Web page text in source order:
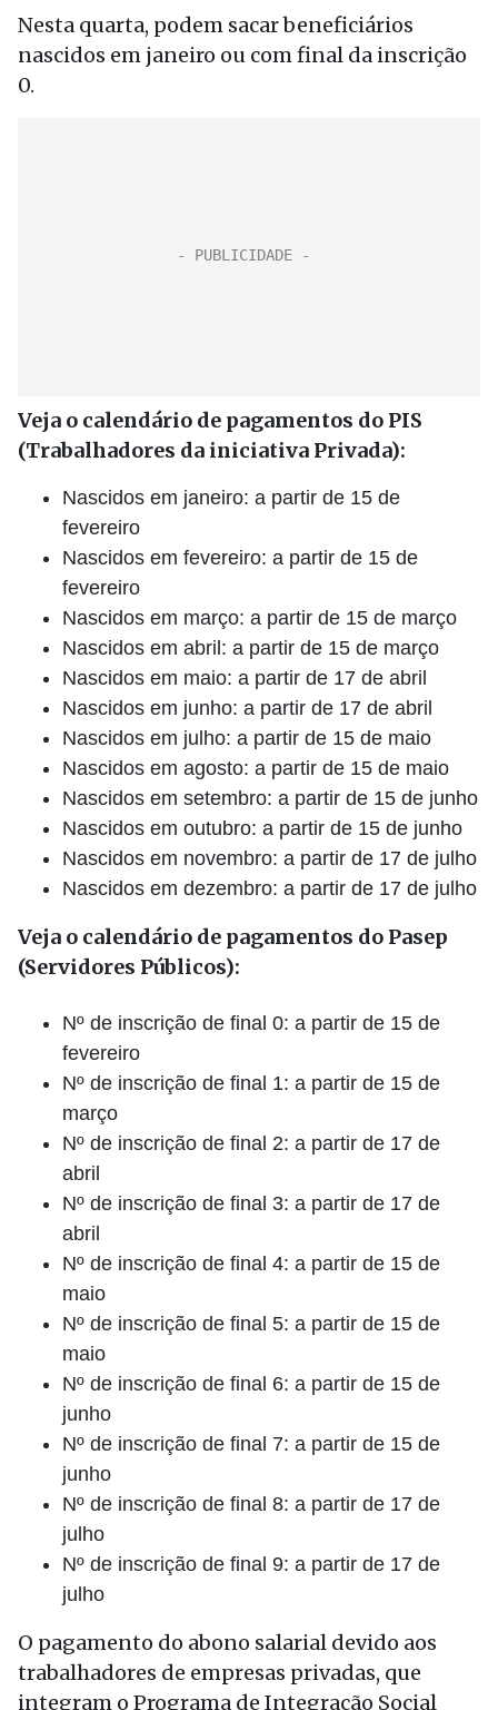
Nesta quarta, podem sacar beneficiários
nascidos em janeiro ou com final da inscrição
0.
Veja o calendário de pagamentos do PIS
(Trabalhadores da iniciativa Privada):
Nascidos em janeiro: a partir de 15 de
fevereiro
Nascidos em fevereiro: a partir de 15 de
fevereiro
Nascidos em março: a partir de 15 de março
Nascidos em abril: a partir de 15 de março
Nascidos em maio: a partir de 17 de abril
Nascidos em junho: a partir de 17 de abril
Nascidos em julho: a partir de 15 de maio
Nascidos em agosto: a partir de 15 de maio
Nascidos em setembro: a partir de 15 de junho
Nascidos em outubro: a partir de 15 de junho
Nascidos em novembro: a partir de 17 de julho
Nascidos em dezembro: a partir de 17 de julho
Veja o calendário de pagamentos do Pasep
(Servidores Públicos):
Nº de inscrição de final 0: a partir de 15 de
fevereiro
Nº de inscrição de final 1: a partir de 15 de
março
Nº de inscrição de final 2: a partir de 17 de
abril
Nº de inscrição de final 3: a partir de 17 de
abril
Nº de inscrição de final 4: a partir de 15 de
maio
Nº de inscrição de final 5: a partir de 15 de
maio
Nº de inscrição de final 6: a partir de 15 de
junho
Nº de inscrição de final 7: a partir de 15 de
junho
Nº de inscrição de final 8: a partir de 17 de
julho
Nº de inscrição de final 9: a partir de 17 de
julho
O pagamento do abono salarial devido aos
trabalhadores de empresas privadas, que
integram o Programa de Integração Social